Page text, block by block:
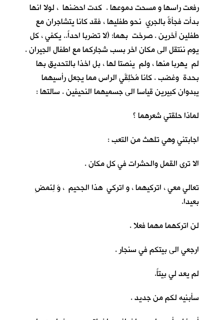
رفعت راسها و مسحت دموعها . كدت احضنها ، لولا انها
بدأت فجأةً بالجري نحو طفليها ، فقد كانا يتشاجران مع
طفلين آخرين . صرخت بهما: (لا تضربا احداً.. يكفي ، كل
يوم ننتقل الى مكان اخر بسب شجاركما مع اطفال الجيران .
لم يهربا منها ، ولم ينصتا لها ، بل اخذا بالتحديق بها
بحدة وغضب . كانا مُحْلِقَي الراس مما يجعل رأسيهما
يبدوان كبيرين قياسا الى جسميهما النحيفين . سالتها :
لماذا حلقتي شعرهما ؟
اجابتني وهي تلهث من التعب :
الا ترى القمل والحشرات في كل مكان .
تعالي معي ، اتركيهما ، و اتركي هذا الجحيم ، وَ لِنَمضِ
بعيدا.
لن اتركهما مهما فعلا .
ارجعي الى بيتكم في سنجار .
لم يعد لي بيتاً.
سأبنيه لكم من جديد .